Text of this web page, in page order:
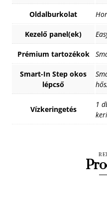
Oldalburkolat
Kezelő panel(ek)
Prémium tartozékok
Smart-In Step okos
lépcső
Vízkeringetés
1